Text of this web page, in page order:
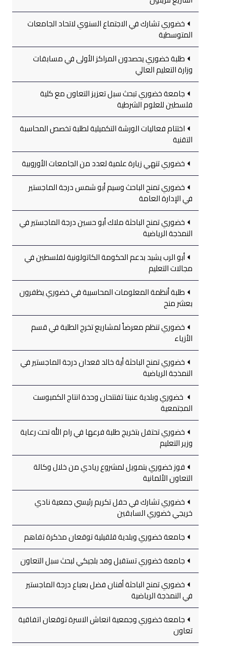
خضوري تشارك في الاجتماع السنوي لاتحاد الجامعات
المتوسطية
طلبة خضوري يحصدون المراكز الأولى في مسابقات
وزارة التعليم العالي
جامعة خضوري تبحث سبل تعزيز التعاون مع كلية
فلسطين للعلوم الشرطية
اختتام فعاليات الورشة التكميلية لطلبة تخصص المحاسبة
التقنية
خضوري تنهي زيارة علمية لعدد من الجامعات الأوروبية
خضوري تمنح الباحث وسيم أبو شمس درجة الماجستير
في الإدارة العامة
خضوري تمنح الباحثة ملاك أبو حسين درجة الماجستير في
النمذجة الرياضية
أبو الرب يشيد بدعم الحكومة الكاتولونية لفلسطين في
مجالات التعليم
طلبة أنظمة المعلومات المحاسبية في خضوري يظفرون
بعشر منح
خضوري تنظم معرضاً لمشاريع تخرج الطلبة في قسم
الأزياء
خضوري تمنح الباحثة أية خالد قعدان درجة الماجستير في
النمذجة الرياضية
خضوري وبلدية عنبتا تفتتحان وحدة انتاج الكمبوست
المجتمعية
خضوري تحتفل بتخريج طلبة فرعها في رام الله تحت رعاية
وزير التعليم
فوز خضوري بتمويل لمشروع ريادي من خلال وكالة
التعاون الألمانية
خضوري تشارك في حفل تكريم رئيسي جمعية نادي
خريجي خضوري السابقين
جامعة خضوري وبلدية قلقيلية توقعان مذكرة تفاهم
جامعة خضوري تستقبل وفد بلجيكي لبحث سبل التعاون
خضوري تمنح الباحثة أفنان فضل بعباع درجة الماجستير
في النمذجة الرياضية
جامعة خضوري وجمعية انعاش الاسرة توقعان اتفاقية
تعاون